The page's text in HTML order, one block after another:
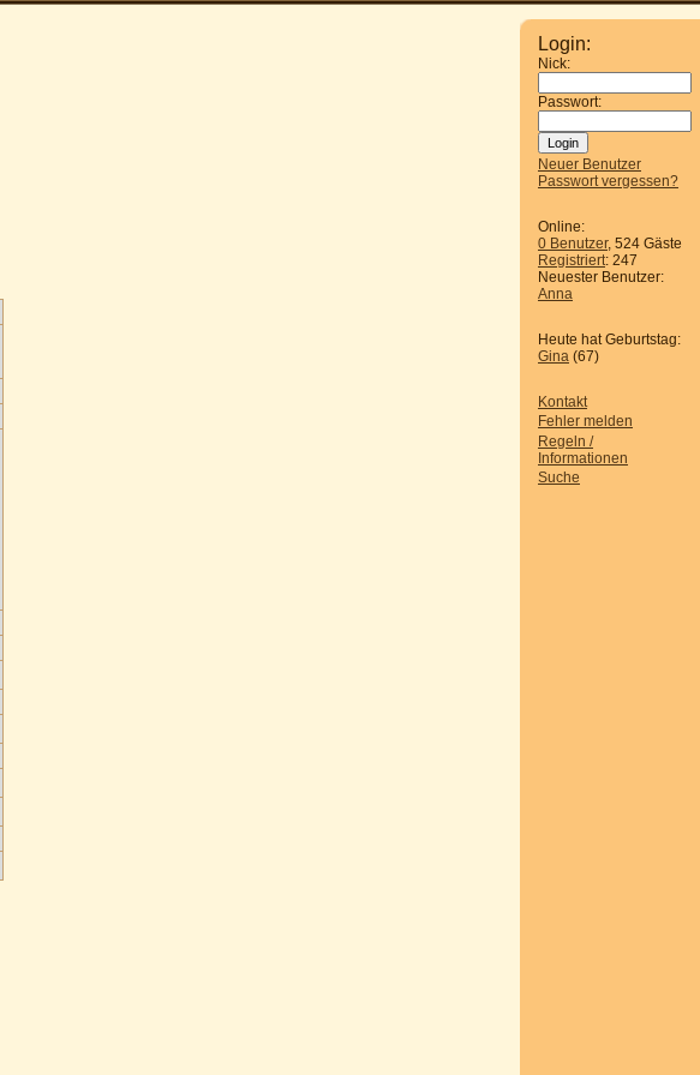
Login:
Nick:
Passwort:
Neuer Benutzer
Passwort vergessen?
Online:
0 Benutzer, 524 Gäste
Registriert: 247
Neuester Benutzer:
Anna
Heute hat Geburtstag:
Gina (67)
Kontakt
Fehler melden
Regeln /
Informationen
Suche